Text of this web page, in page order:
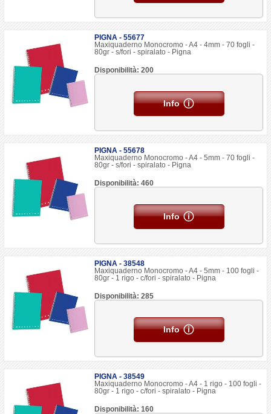
PIGNA - 55677
Maxiquaderno Monocromo - A4 - 4mm - 70 fogli -
80gr - s/fori - spiralato - Pigna
Disponibilità: 200
Info
PIGNA - 55678
Maxiquaderno Monocromo - A4 - 5mm - 70 fogli -
80gr - s/fori - spiralato - Pigna
Disponibilità: 460
Info
PIGNA - 38548
Maxiquaderno Monocromo - A4 - 5mm - 100 fogli -
80gr - 1 rigo - c/fori - spiralato - Pigna
Disponibilità: 285
Info
PIGNA - 38549
Maxiquaderno Monocromo - A4 - 1 rigo - 100 fogli -
80gr - 1 rigo - c/fori - spiralato - Pigna
Disponibilità: 160